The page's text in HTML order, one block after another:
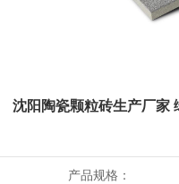
沈阳陶瓷颗粒砖生产厂家
产品规格：